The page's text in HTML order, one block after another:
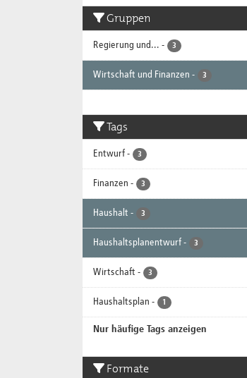
Gruppen
Regierung und... - 3
Wirtschaft und Finanzen - 3
Tags
Entwurf - 3
Finanzen - 3
Haushalt - 3
Haushaltsplanentwurf - 3
Wirtschaft - 3
Haushaltsplan - 1
Nur häufige Tags anzeigen
Formate